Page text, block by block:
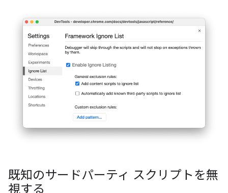
既知のサードパーティ スクリプトを無
視する